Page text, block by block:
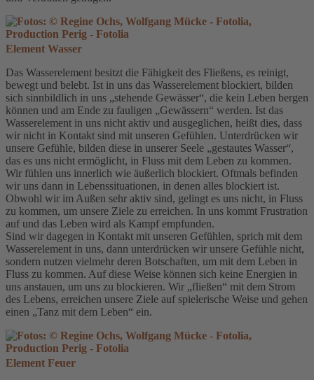
Element Wasser
Das Wasserelement besitzt die Fähigkeit des Fließens, es reinigt,
bewegt und belebt. Ist in uns das Wasserelement blockiert, bilden
sich sinnbildlich in uns „stehende Gewässer“, die kein Leben bergen
können und am Ende zu fauligen „Gewässern“ werden. Ist das
Wasserelement in uns nicht aktiv und ausgeglichen, heißt dies, dass
wir nicht in Kontakt sind mit unseren Gefühlen. Unterdrücken wir
unsere Gefühle, bilden diese in unserer Seele „gestautes Wasser“,
das es uns nicht ermöglicht, in Fluss mit dem Leben zu kommen.
Wir fühlen uns innerlich wie äußerlich blockiert. Oftmals befinden
wir uns dann in Lebenssituationen, in denen alles blockiert ist.
Obwohl wir im Außen sehr aktiv sind, gelingt es uns nicht, in Fluss
zu kommen, um unsere Ziele zu erreichen. In uns kommt Frustration
auf und das Leben wird als Kampf empfunden.
Sind wir dagegen in Kontakt mit unseren Gefühlen, sprich mit dem
Wasserelement in uns, dann unterdrücken wir unsere Gefühle nicht,
sondern nutzen vielmehr deren Botschaften, um mit dem Leben in
Fluss zu kommen. Auf diese Weise können sich keine Energien in
uns anstauen, um uns zu blockieren. Wir „fließen“ mit dem Strom
des Lebens, erreichen unsere Ziele auf spielerische Weise und gehen
einen „Tanz mit dem Leben“ ein.
Element Feuer